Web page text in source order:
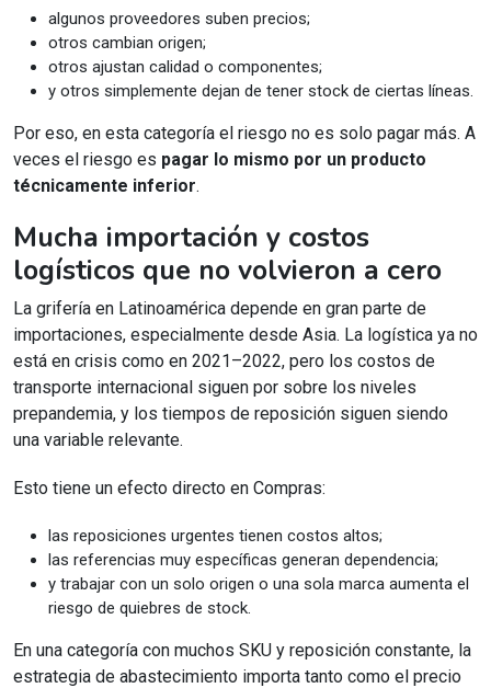
algunos proveedores suben precios;
otros cambian origen;
otros ajustan calidad o componentes;
y otros simplemente dejan de tener stock de ciertas líneas.
Por eso, en esta categoría el riesgo no es solo pagar más. A
veces el riesgo es pagar lo mismo por un producto
técnicamente inferior.
Mucha importación y costos
logísticos que no volvieron a cero
La grifería en Latinoamérica depende en gran parte de
importaciones, especialmente desde Asia. La logística ya no
está en crisis como en 2021–2022, pero los costos de
transporte internacional siguen por sobre los niveles
prepandemia, y los tiempos de reposición siguen siendo
una variable relevante.
Esto tiene un efecto directo en Compras:
las reposiciones urgentes tienen costos altos;
las referencias muy específicas generan dependencia;
y trabajar con un solo origen o una sola marca aumenta el
riesgo de quiebres de stock.
En una categoría con muchos SKU y reposición constante, la
estrategia de abastecimiento importa tanto como el precio